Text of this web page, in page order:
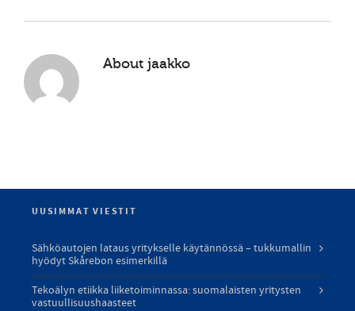
About jaakko
UUSIMMAT VIESTIT
Sähköautojen lataus yritykselle käytännössä – tukkumallin
hyödyt Skårebon esimerkillä
Tekoälyn etiikka liiketoiminnassa: suomalaisten yritysten
vastuullisuushaasteet